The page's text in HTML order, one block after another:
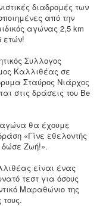
διαδρομές των
από την
αγώνας 2,5 km
ετών!
Συλλογος
Καλλιθέας σε
Σταύρος Νιάρχος
στις δράσεις του Be
αγώνα θα έχουμε
«Γίνε εθελοντής
Ζωή!».
είναι ένας
τεστ για όσους
Μαραθώνιο της